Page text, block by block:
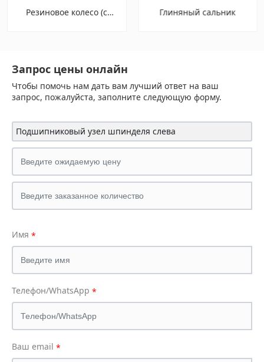
Резиновое колесо (с Глиняный сальник
Запрос цены онлайн
Чтобы помочь нам дать вам лучший ответ на ваш
запрос, пожалуйста, заполните следующую форму.
Подшипниковый узел шпинделя слева
Имя
Телефон/WhatsApp
Ваш email